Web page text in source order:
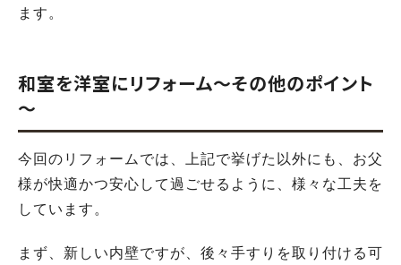
ます。
和室を洋室にリフォーム～その他のポイント
～
今回のリフォームでは、上記で挙げた以外にも、お父
様が快適かつ安心して過ごせるように、様々な工夫を
しています。
まず、新しい内壁ですが、後々手すりを取り付ける可